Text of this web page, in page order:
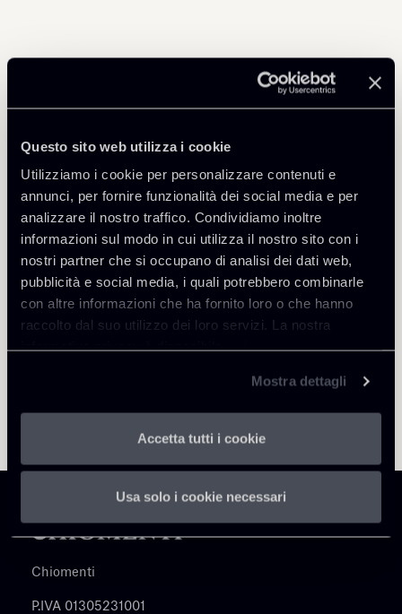
Questo sito web utilizza i cookie
Utilizziamo i cookie per personalizzare contenuti e
annunci, per fornire funzionalità dei social media e per
analizzare il nostro traffico. Condividiamo inoltre
informazioni sul modo in cui utilizza il nostro sito con i
nostri partner che si occupano di analisi dei dati web,
pubblicità e social media, i quali potrebbero combinarle
con altre informazioni che ha fornito loro o che hanno
raccolto dal suo utilizzo dei loro servizi. La nostra
informativa privacy è disponibilequi.
Mostra dettagli
Accetta tutti i cookie
Usa solo i cookie necessari
Torna agli Insights
Giovanni Cristofaro
SEDI
Roma
Scopri il professionista
Chiomenti
P.IVA 01305231001